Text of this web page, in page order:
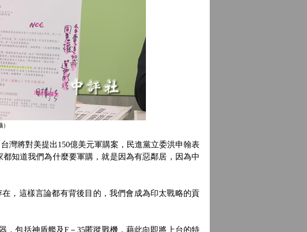
將對美提出150億美元軍購案，民進黨立委洪申翰表
知道我們為什麼要軍購，就是因為有惡鄰居，因為中
，這樣言論都有背後目的，我們會成為印太戰略的貢
包括神盾艦及F－35匿蹤戰機，藉此向即將上台的特